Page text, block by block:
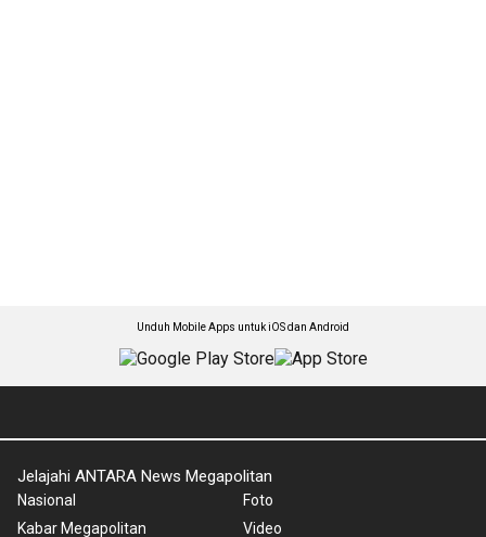
Unduh Mobile Apps untuk iOS dan Android
Jelajahi ANTARA News Megapolitan
Nasional
Kabar Megapolitan
Foto
Video